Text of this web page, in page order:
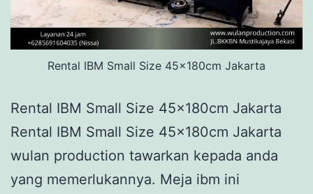
Rental IBM Small Size 45x180cm Jakarta
Rental IBM Small Size 45x180cm Jakarta
Rental IBM Small Size 45x180cm Jakarta
wulan production tawarkan kepada anda
yang memerlukannya. Meja ibm ini